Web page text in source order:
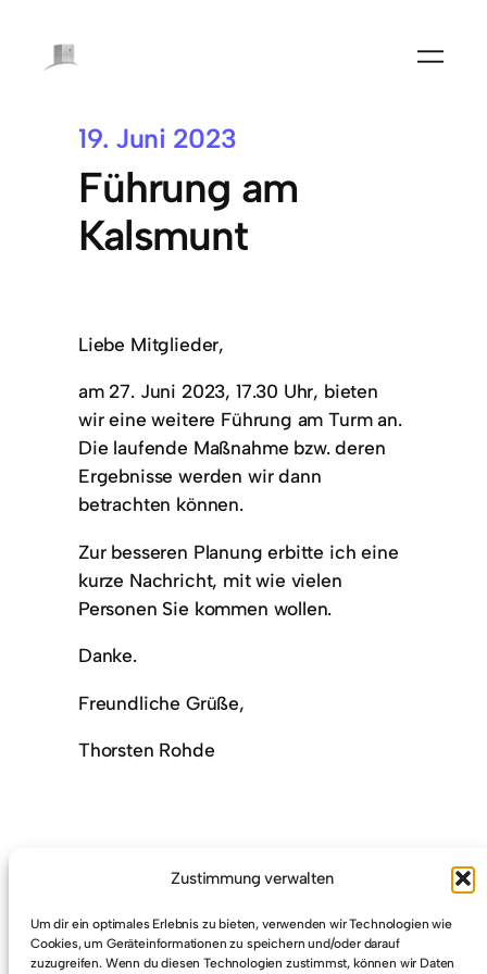
Zustimmung verwalten
Um dir ein optimales Erlebnis zu bieten, verwenden wir Technologien wie
Cookies, um Geräteinformationen zu speichern und/oder darauf
zuzugreifen. Wenn du diesen Technologien zustimmst, können wir Daten
19. Juni 2023
Führung am
Kalsmunt
Liebe Mitglieder,
am 27. Juni 2023, 17.30 Uhr, bieten
wir eine weitere Führung am Turm an.
Die laufende Maßnahme bzw. deren
Ergebnisse werden wir dann
betrachten können.
Zur besseren Planung erbitte ich eine
kurze Nachricht, mit wie vielen
Personen Sie kommen wollen.
Danke.
Freundliche Grüße,
Thorsten Rohde